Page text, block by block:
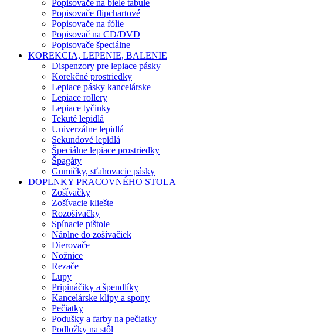
Popisovače na biele tabule
Popisovače flipchartové
Popisovače na fólie
Popisovač na CD/DVD
Popisovače špeciálne
KOREKCIA, LEPENIE, BALENIE
Dispenzory pre lepiace pásky
Korekčné prostriedky
Lepiace pásky kancelárske
Lepiace rollery
Lepiace tyčinky
Tekuté lepidlá
Univerzálne lepidlá
Sekundové lepidlá
Špeciálne lepiace prostriedky
Špagáty
Gumičky, sťahovacie pásky
DOPLNKY PRACOVNÉHO STOLA
Zošívačky
Zošívacie kliešte
Rozošívačky
Spínacie pištole
Náplne do zošívačiek
Dierovače
Nožnice
Rezače
Lupy
Pripináčiky a špendlíky
Kancelárske klipy a spony
Pečiatky
Podušky a farby na pečiatky
Podložky na stôl